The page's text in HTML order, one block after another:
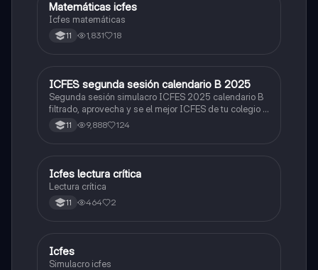
ICFES: Matemáticas
Matemáticas icfes
Icfes matemáticas
11 1,831 18
ICFES: Lectura Crítica
ICFES segunda sesión calendario B 2025
Segunda sesión simulacro ICFES 2025 calendario B
filtrado, aprovecha y se el mejor ICFES de tu colegio y
poder ingresar a universidad, y estudiar aquella
carrera con la que tanto sueñas.
11 9,888 124
Lengua Castellana
Icfes lectura crítica
Lectura crítica
11 464 2
ICFES: Sociales y Ciudadanas
Icfes
Simulacro icfes